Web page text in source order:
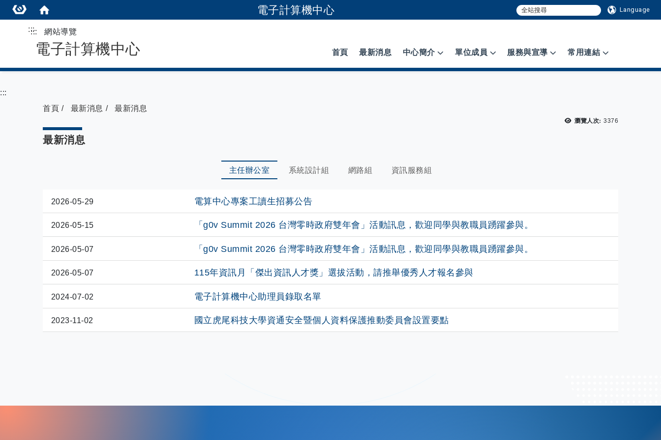
電子計算機中心 Language
:::::: 網站導覽
電子計算機中心 首頁 最新消息 中心簡介 單位成員 服務與宣導 常用連結
:::
首頁
最新消息 最新消息
瀏覽人次: 瀏覽次數：
3376
最新消息
主任辦公室 系統設計組 網路組 資訊服務組
2026-05-29 電算中心專案工讀生招募公告
2026-05-15 「g0v Summit 2026 台灣零時政府雙年會」活動訊息，歡迎同學與教職員踴躍參與。
2026-05-07 「g0v Summit 2026 台灣零時政府雙年會」活動訊息，歡迎同學與教職員踴躍參與。
2026-05-07 115年資訊月「傑出資訊人才獎」選拔活動，請推舉優秀人才報名參與
2024-07-02 電子計算機中心助理員錄取名單
2023-11-02 國立虎尾科技大學資通安全暨個人資料保護推動委員會設置要點